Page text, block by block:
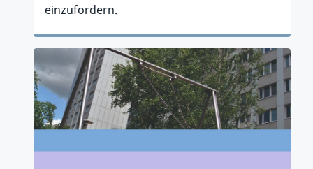
einzufordern.
Zum Artikel